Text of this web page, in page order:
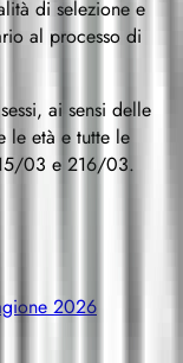
di selezione e
al processo di
ai sensi delle
le età e tutte le
03 e 216/03.
2026